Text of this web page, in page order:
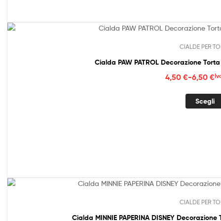
CIALDE PER
Cialda PAW PATROL Decorazione
4,50 €-6,50 €
Scegli
CIALDE PER
Cialda MINNIE PAPERINA DISNEY